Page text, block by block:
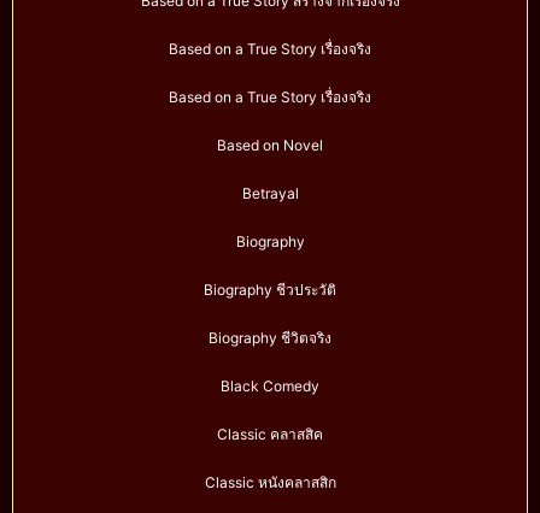
Based on a True Story เรื่องจริง
Based on a True Story เรื่องจริง
Based on Novel
Betrayal
Biography
Biography ชีวประวัติ
Biography ชีวิตจริง
Black Comedy
Classic คลาสสิค
Classic หนังคลาสสิก